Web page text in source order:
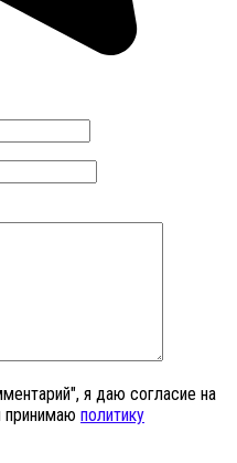
я даю согласие на
принимаю политику